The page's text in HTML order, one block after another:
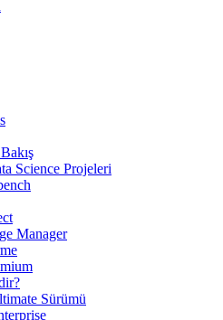
Science Projeleri
Manager
Sürümü